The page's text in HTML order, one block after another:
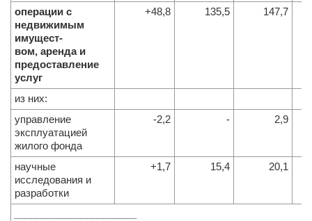
операции с
недвижимым
имущест-
вом, аренда и
предоставление
услуг
+48,8 135,5 147,7
из них:
управление
эксплуатацией
жилого фонда
-2,2 - 2,9
научные
исследования и
разработки
+1,7 15,4 20,1